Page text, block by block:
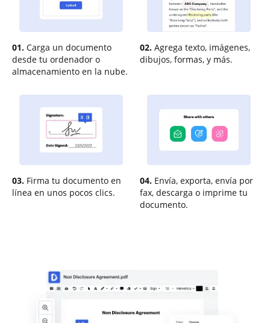
01. Carga un documento
desde tu ordenador o
almacenamiento en la nube.
02. Agrega texto, imágenes,
dibujos, formas, y más.
03. Firma tu documento en
línea en unos pocos clics.
04. Envía, exporta, envía por
fax, descarga o imprime tu
documento.